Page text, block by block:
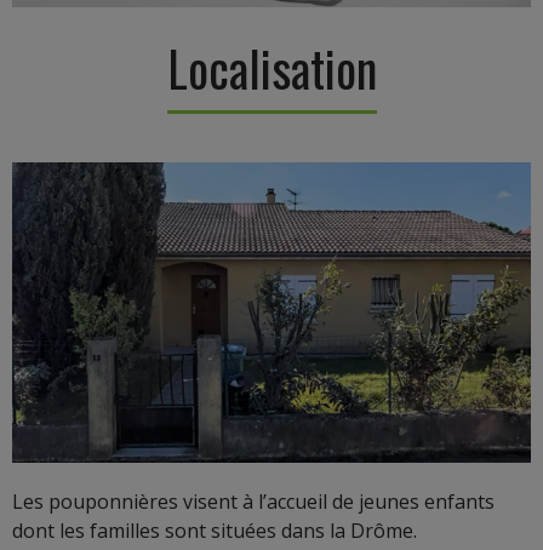
Localisation
Les pouponnières visent à l’accueil de jeunes enfants
dont les familles sont situées dans la Drôme.